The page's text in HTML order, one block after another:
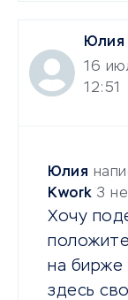
Юлия
16
12:51
Юлия
Kwork 3
Хочу
на бирже
здесь